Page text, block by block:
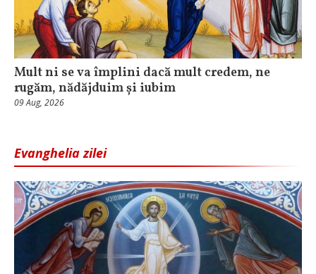
Mult ni se va împlini dacă mult credem, ne
rugăm, nădăjduim și iubim
09 Aug, 2026
Evanghelia zilei